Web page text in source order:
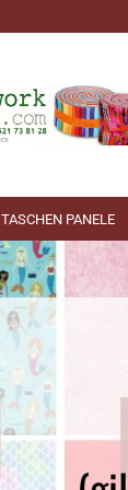
TASCHEN PANELE